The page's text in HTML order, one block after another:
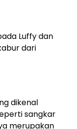
Luffy dan
dari
dikenal
sangkar
merupakan